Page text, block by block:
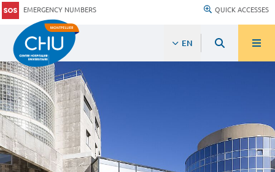
EMERGENCY NUMBERS QUICK ACCESSES
EN